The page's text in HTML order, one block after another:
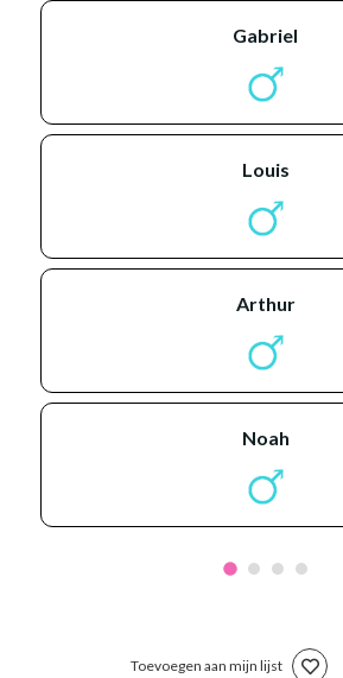
gabriel
louis
arthur
noah
Toevoegen aan mijn lijst